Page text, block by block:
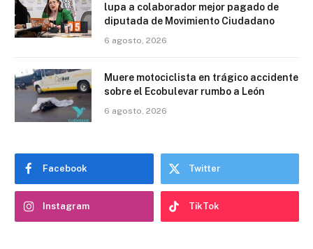
lupa a colaborador mejor pagado de
diputada de Movimiento Ciudadano
6 agosto, 2026
Muere motociclista en trágico accidente
sobre el Ecobulevar rumbo a León
6 agosto, 2026
Facebook Twitter
Instagram TikTok